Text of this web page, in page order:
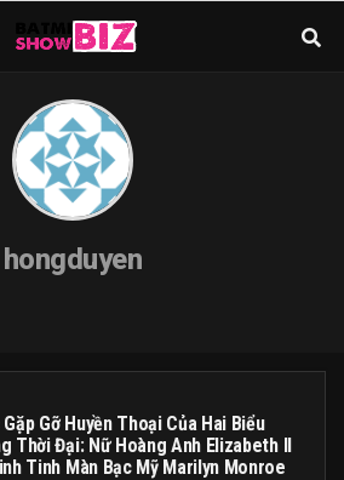
hongduyen
Gặp Gỡ Huyền Thoại Của Hai Biểu
Thời Đại: Nữ Hoàng Anh Elizabeth II
Tinh Màn Bạc Mỹ Marilyn Monroe